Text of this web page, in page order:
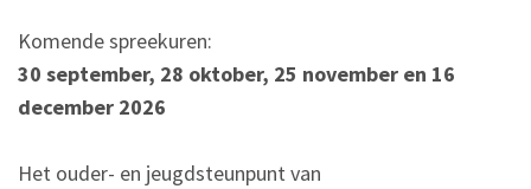
Komende spreekuren:
30 september, 28 oktober, 25 november en 16
december 2026
Het ouder- en jeugdsteunpunt van